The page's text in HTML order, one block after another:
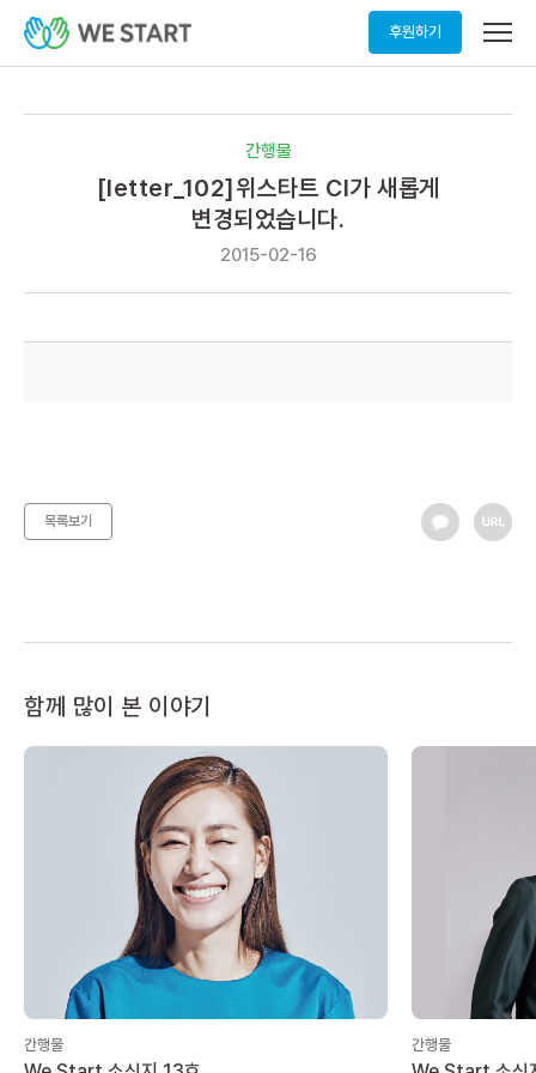
후원하기
메
열
간행물
[letter_102]위스타트 CI가 새롭게
변경되었습니다.
2015-02-16
목록보기
함께 많이 본 이야기
간행물 간행물